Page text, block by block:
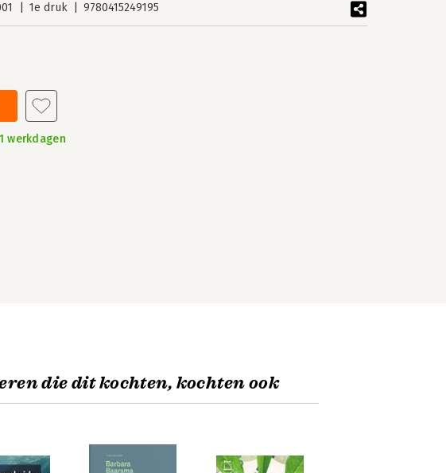
1e druk 9780415249195
werkdagen
die dit kochten, kochten ook